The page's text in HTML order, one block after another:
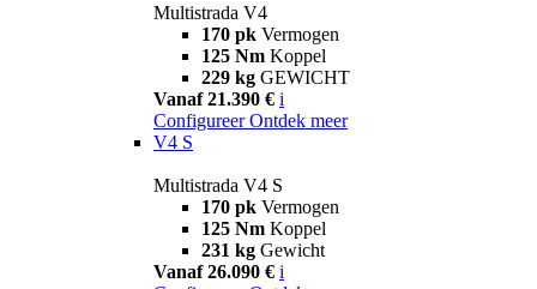
Multistrada V4
170 pk Vermogen
125 Nm Koppel
229 kg GEWICHT
Vanaf 21.390 € i
Configureer Ontdek meer
V4 S
Multistrada V4 S
170 pk Vermogen
125 Nm Koppel
231 kg Gewicht
Vanaf 26.090 € i